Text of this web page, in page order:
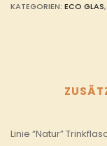
KATEGORIEN: ECO GLAS,
Linie “Natur”